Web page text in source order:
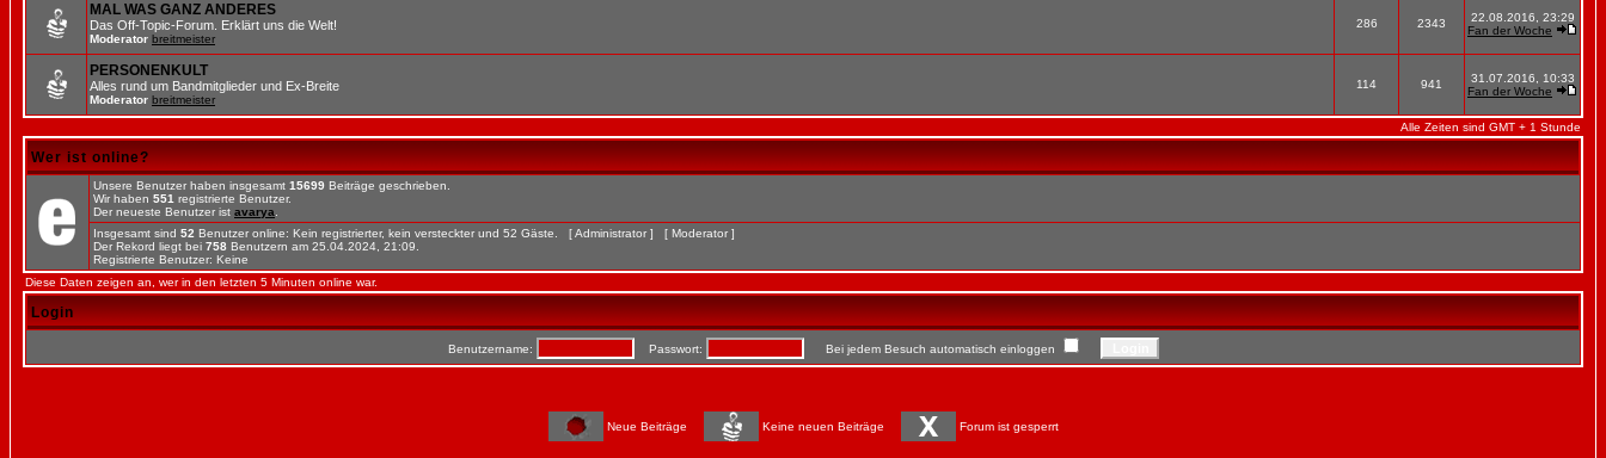
MAL WAS GANZ ANDERES
Das Off-Topic-Forum. Erklärt uns die Welt!
Moderator breitmeister
286 2343
22.08.2016, 23:29
Fan der Woche
PERSONENKULT
Alles rund um Bandmitglieder und Ex-Breite
Moderator breitmeister
114 941
31.07.2016, 10:33
Fan der Woche
Alle Zeiten sind GMT + 1 Stunde
Wer ist online?
Unsere Benutzer haben insgesamt 15699 Beiträge geschrieben.
Wir haben 551 registrierte Benutzer.
Der neueste Benutzer ist avarya
Insgesamt sind 52 Benutzer online: Kein registrierter, kein versteckter und 52 Gäste. [Administrator ] [ Moderator ]
Der Rekord liegt bei 758 Benutzern am 25.04.2024, 21:09.
Registrierte Benutzer: Keine
Diese Daten zeigen an, wer in den letzten 5 Minuten online war.
Login
Benutzername: Passwort: Bei jedem Besuch automatisch einloggen
Neue Beiträge Keine neuen Beiträge Forum ist gesperrt